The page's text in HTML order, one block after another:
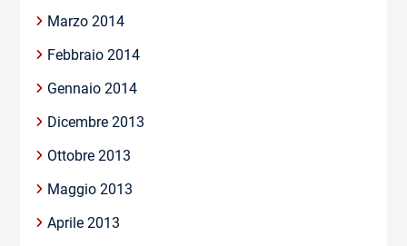
Marzo 2014
Febbraio 2014
Gennaio 2014
Dicembre 2013
Ottobre 2013
Maggio 2013
Aprile 2013